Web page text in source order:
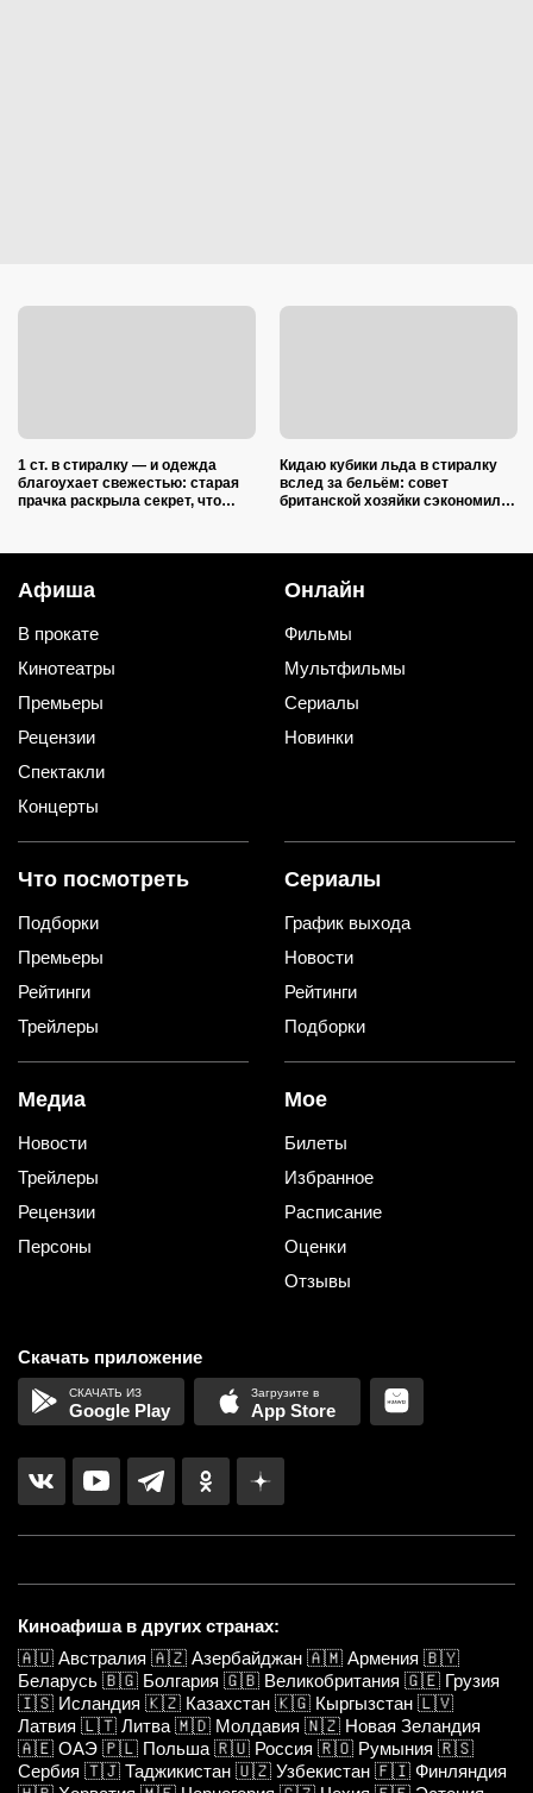
1 ст. в стиралку — и одежда
благоухает свежестью: старая
прачка раскрыла секрет, что
Кидаю кубики льда в стиралку
вслед за бельём: совет
британской хозяйки сэкономил
Афиша
В прокате
Кинотеатры
Премьеры
Рецензии
Спектакли
Концерты
Онлайн
Фильмы
Мультфильмы
Сериалы
Новинки
Что посмотреть
Подборки
Премьеры
Рейтинги
Трейлеры
Сериалы
График выхода
Новости
Рейтинги
Подборки
Медиа
Новости
Трейлеры
Рецензии
Персоны
Мое
Билеты
Избранное
Расписание
Оценки
Отзывы
Скачать приложение
Google Play App Store
Киноафиша в других странах:
🇦🇺 Австралия 🇦🇿 Азербайджан 🇦🇲 Армения 🇧🇾
Беларусь 🇧🇬 Болгария 🇬🇧 Великобритания 🇬🇪 Грузия
🇮🇸 Исландия 🇰🇿 Казахстан 🇰🇬 Кыргызстан 🇱🇻
Латвия 🇱🇹 Литва 🇲🇩 Молдавия 🇳🇿 Новая Зеландия
🇦🇪 ОАЭ 🇵🇱 Польша 🇷🇺 Россия 🇷🇴 Румыния 🇷🇸
Сербия 🇹🇯 Таджикистан 🇺🇿 Узбекистан 🇫🇮 Финляндия